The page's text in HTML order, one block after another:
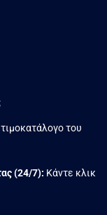
του
(24/7): Κάντε κλικ